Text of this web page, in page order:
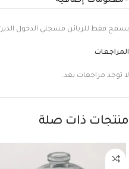
المراجعات
لا توجد مراجعات بعد.
يسمح فقط للزبائن مسجلي الدخول
منتجات ذات صلة